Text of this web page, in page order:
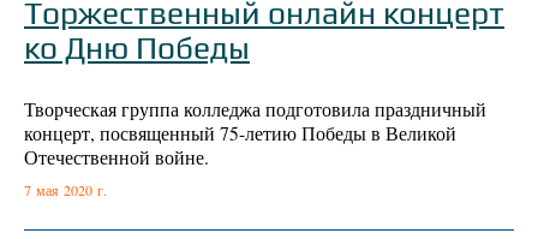
Торжественный онлайн концерт
ко Дню Победы
Творческая группа колледжа подготовила праздничный
концерт, посвященный 75-летию Победы в Великой
Отечественной войне.
7 мая 2020 г.